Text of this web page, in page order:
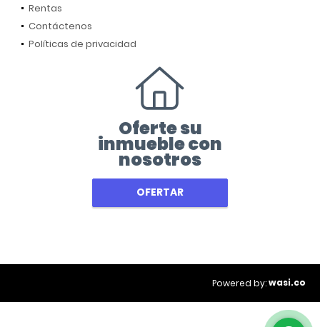
Rentas
Contáctenos
Políticas de privacidad
Oferte su
inmueble con
nosotros
OFERTAR
Powered by:wasi.co